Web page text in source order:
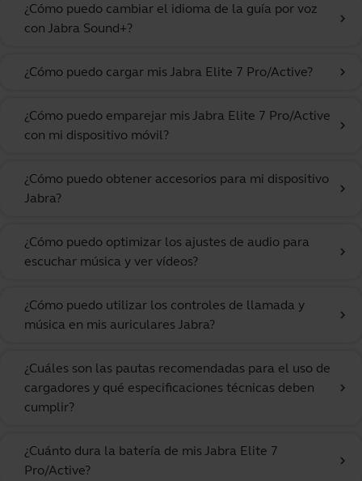
¿Cómo puedo cambiar el idioma de la guía por voz
con Jabra Sound+?
chevron_right
¿Cómo puedo cargar mis Jabra Elite 7 Pro/Active? chevron_right
¿Cómo puedo emparejar mis Jabra Elite 7 Pro/Active
con mi dispositivo móvil?
chevron_right
¿Cómo puedo obtener accesorios para mi dispositivo
Jabra?
chevron_right
¿Cómo puedo optimizar los ajustes de audio para
escuchar música y ver vídeos?
chevron_right
¿Cómo puedo utilizar los controles de llamada y
música en mis auriculares Jabra?
chevron_right
¿Cuáles son las pautas recomendadas para el uso de
cargadores y qué especificaciones técnicas deben
cumplir?
chevron_right
¿Cuánto dura la batería de mis Jabra Elite 7
Pro/Active?
chevron_right